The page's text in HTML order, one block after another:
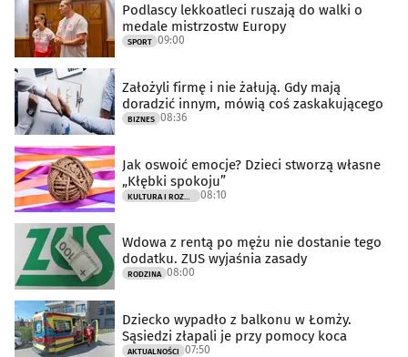
Podlascy lekkoatleci ruszają do walki o
medale mistrzostw Europy
SPORT 09:00
Założyli firmę i nie żałują. Gdy mają
doradzić innym, mówią coś zaskakującego
BIZNES 08:36
Jak oswoić emocje? Dzieci stworzą własne
„Kłębki spokoju”
08:10
Wdowa z rentą po mężu nie dostanie tego
dodatku. ZUS wyjaśnia zasady
RODZINA 08:00
Dziecko wypadło z balkonu w Łomży.
Sąsiedzi złapali je przy pomocy koca
AKTUALNOŚCI 07:50